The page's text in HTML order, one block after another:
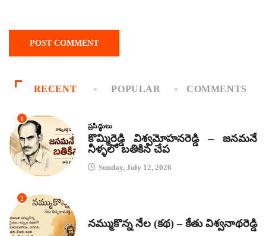
RECENT POPULAR COMMENTS
1
ప్రసిద్ధులు
కొమ్మిరెడ్డి విశ్వమోహనరెడ్డి – జనమనే
నీళ్ళలో బతికిన చేప
Sunday, July 12, 2026
2
నమ్ముకొన్న నేల (కథ) – కేతు విశ్వనాథరెడ్డి